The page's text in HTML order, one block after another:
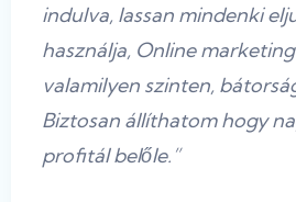
indulva, lassan mindenki
használja, Online
valamilyen szinten,
Biztosan állíthatom hogy
profitál belőle.”